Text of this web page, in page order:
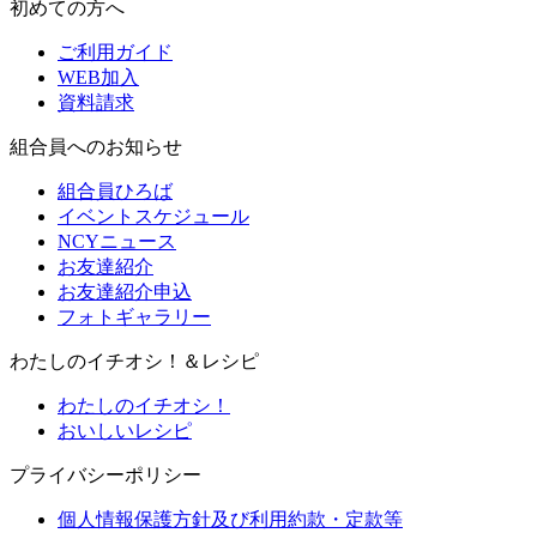
初めての方へ
ご利用ガイド
WEB加入
資料請求
組合員へのお知らせ
組合員ひろば
イベントスケジュール
NCYニュース
お友達紹介
お友達紹介申込
フォトギャラリー
わたしのイチオシ！＆レシピ
わたしのイチオシ！
おいしいレシピ
プライバシーポリシー
個人情報保護方針及び利用約款・定款等